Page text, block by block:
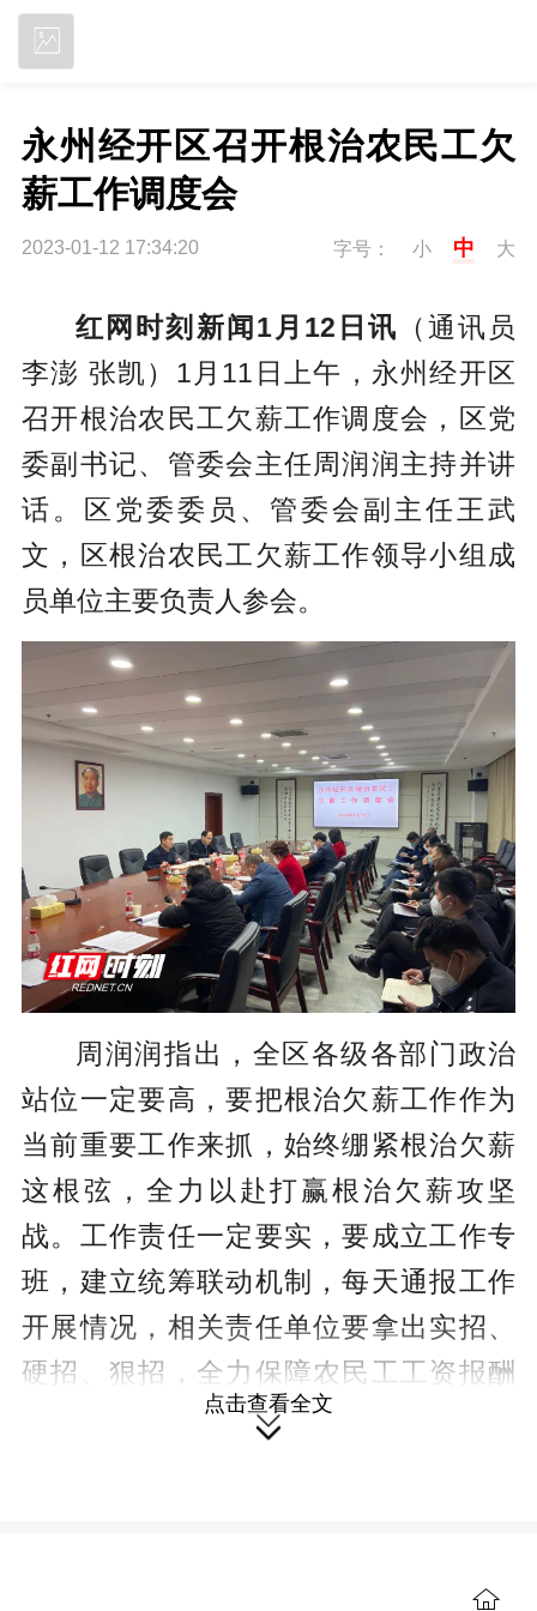
永州经开区召开根治农民工欠
薪工作调度会
2023-01-12 17:34:20 字号： 小 中 大
红网时刻新闻1月12日讯 （通讯员
李澎 张凯）1月11日上午，永州经开区
召开根治农民工欠薪工作调度会，区党
委副书记、管委会主任周润润主持并讲
话。区党委委员、管委会副主任王武
文，区根治农民工欠薪工作领导小组成
员单位主要负责人参会。
周润润指出，全区各级各部门政治
站位一定要高，要把根治欠薪工作作为
当前重要工作来抓，始终绷紧根治欠薪
这根弦，全力以赴打赢根治欠薪攻坚
战。工作责任一定要实，要成立工作专
班，建立统筹联动机制，每天通报工作
开展情况，相关责任单位要拿出实招、
硬招、狠招，全力保障农民工工资报酬
权益，确保各项措施落地见效。应急处
稳定，让农民工过一个平安祥和的春
点击查看全文
